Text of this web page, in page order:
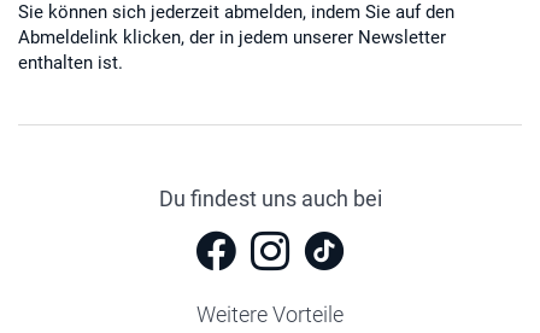
Sie können sich jederzeit abmelden, indem Sie auf den
Abmeldelink klicken, der in jedem unserer Newsletter
enthalten ist.
Du findest uns auch bei
Weitere Vorteile